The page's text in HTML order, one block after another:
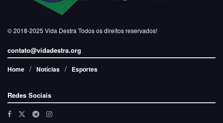
© 2018-2025 Vida Destra Todos os direitos reservados!
contato@vidadestra.org
Home Notícias Esportes
Redes Sociais